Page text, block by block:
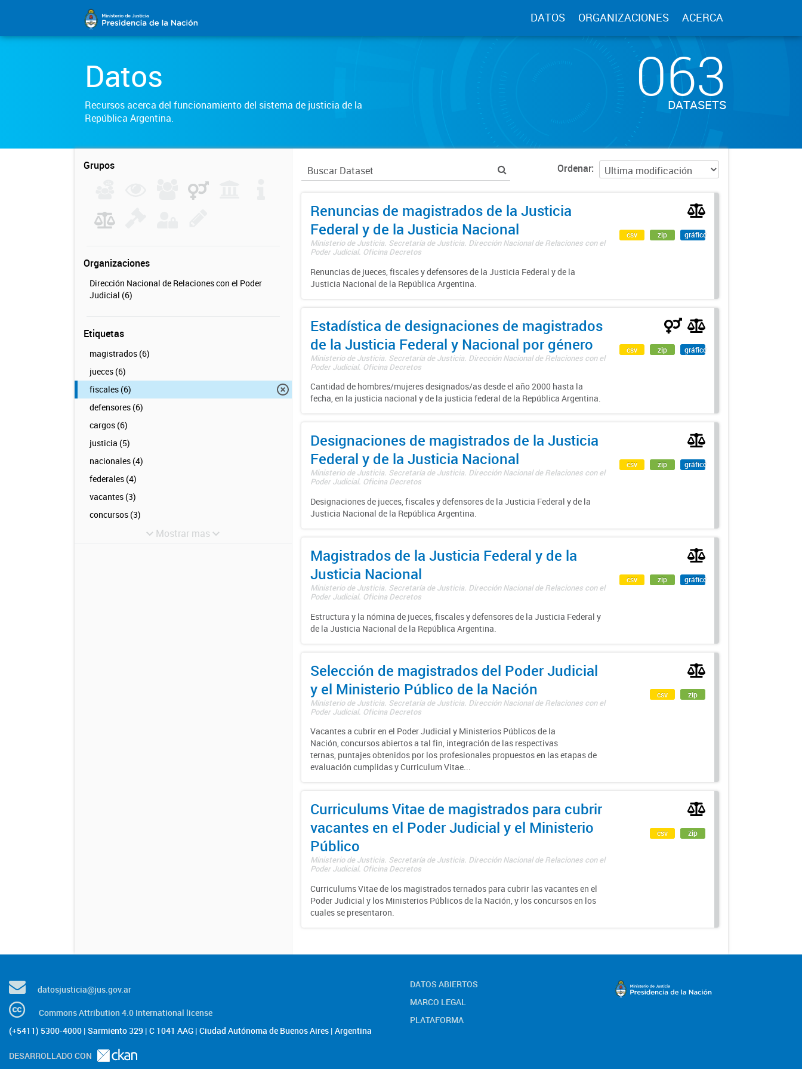
DATOS ORGANIZACIONES ACERCA
Datos
Recursos acerca del funcionamiento del sistema de justicia de la
República Argentina.
063
DATASETS
Grupos
Organizaciones
Dirección Nacional de Relaciones con el Poder
Judicial (6)
Etiquetas
magistrados (6)
jueces (6)
fiscales (6)
defensores (6)
cargos (6)
justicia (5)
nacionales (4)
federales (4)
vacantes (3)
concursos (3)
Mostrar mas
Ordenar
Renuncias de magistrados de la Justicia
Federal y de la Justicia Nacional
Ministerio de Justicia. Secretaría de Justicia. Dirección Nacional de Relaciones con el
Poder Judicial. Oficina Decretos
Renuncias de jueces, fiscales y defensores de la Justicia Federal y de la
Justicia Nacional de la República Argentina.
csv zip gráfico
Estadística de designaciones de magistrados
de la Justicia Federal y Nacional por género
Ministerio de Justicia. Secretaría de Justicia. Dirección Nacional de Relaciones con el
Poder Judicial. Oficina Decretos
Cantidad de hombres/mujeres designados/as desde el año 2000 hasta la
fecha, en la justicia nacional y de la justicia federal de la República Argentina.
csv zip gráfico
Designaciones de magistrados de la Justicia
Federal y de la Justicia Nacional
Ministerio de Justicia. Secretaría de Justicia. Dirección Nacional de Relaciones con el
Poder Judicial. Oficina Decretos
Designaciones de jueces, fiscales y defensores de la Justicia Federal y de la
Justicia Nacional de la República Argentina.
csv zip gráfico
Magistrados de la Justicia Federal y de la
Justicia Nacional
Ministerio de Justicia. Secretaría de Justicia. Dirección Nacional de Relaciones con el
Poder Judicial. Oficina Decretos
Estructura y la nómina de jueces, fiscales y defensores de la Justicia Federal y
de la Justicia Nacional de la República Argentina.
csv zip gráfico
Selección de magistrados del Poder Judicial
y el Ministerio Público de la Nación
Ministerio de Justicia. Secretaría de Justicia. Dirección Nacional de Relaciones con el
Poder Judicial. Oficina Decretos
Vacantes a cubrir en el Poder Judicial y Ministerios Públicos de la
Nación, concursos abiertos a tal fin, integración de las respectivas
ternas, puntajes obtenidos por los profesionales propuestos en las etapas de
evaluación cumplidas y Curriculum Vitae...
csv zip
Curriculums Vitae de magistrados para cubrir
vacantes en el Poder Judicial y el Ministerio
Público
Ministerio de Justicia. Secretaría de Justicia. Dirección Nacional de Relaciones con el
Poder Judicial. Oficina Decretos
Curriculums Vitae de los magistrados ternados para cubrir las vacantes en el
Poder Judicial y los Ministerios Públicos de la Nación, y los concursos en los
cuales se presentaron.
csv zip
datosjusticia@jus.gov.ar
Commons Attribution 4.0 International license
(+5411) 5300-4000 | Sarmiento 329 | C 1041 AAG | Ciudad Autónoma de Buenos Aires | Argentina
DESARROLLADO CON
DATOS ABIERTOS
MARCO LEGAL
PLATAFORMA